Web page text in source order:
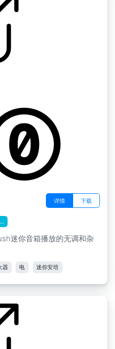
详情 下载
...
迷你音箱播放的无调和杂
器 电 迷你安培